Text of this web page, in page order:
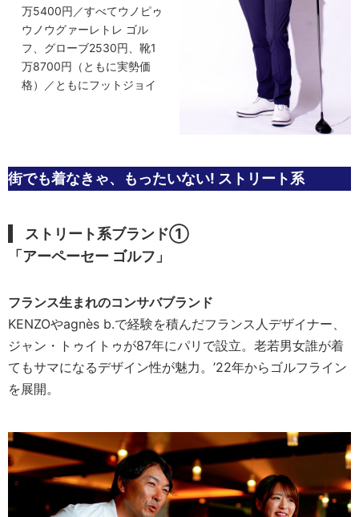
万5400円／すべてウノピゥ
ウノウグァーレトレ ゴル
フ、グローブ2530円、靴1
万8700円（ともに実勢価
格）／ともにフットジョイ
街でも着なきゃ、もったいない! ストリート系
ストリート系ブランド①
「アーペーセー ゴルフ」
フランス生まれのコンサバブランド
KENZOやagnès b.で経験を積んだフランス人デザイナー、
ジャン・トゥイトゥが87年にパリで設立。老若男女誰が着
てもサマになるデザイン性が魅力。’22年からゴルフライン
を展開。